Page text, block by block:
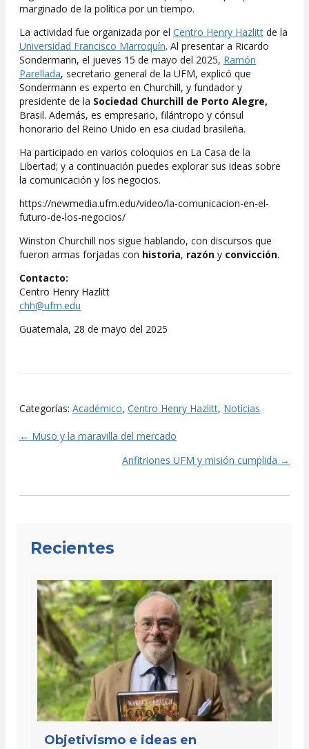
marginado de la política por un tiempo.
La actividad fue organizada por el Centro Henry Hazlitt de la
Universidad Francisco Marroquín. Al presentar a Ricardo
Sondermann, el jueves 15 de mayo del 2025, Ramón
Parellada, secretario general de la UFM, explicó que
Sondermann es experto en Churchill, y fundador y
presidente de la Sociedad Churchill de Porto Alegre,
Brasil. Además, es empresario, filántropo y cónsul
honorario del Reino Unido en esa ciudad brasileña.
Ha participado en varios coloquios en La Casa de la
Libertad; y a continuación puedes explorar sus ideas sobre
la comunicación y los negocios.
https://newmedia.ufm.edu/video/la-comunicacion-en-el-
futuro-de-los-negocios/
Winston Churchill nos sigue hablando, con discursos que
fueron armas forjadas con historia, razón y convicción.
Contacto:
Centro Henry Hazlitt
chh@ufm.edu
Guatemala, 28 de mayo del 2025
Categorías: Académico, Centro Henry Hazlitt, Noticias
Posts
navigation
← Muso y la maravilla del mercado
Anfitriones UFM y misión cumplida →
Recientes
Objetivismo e ideas en